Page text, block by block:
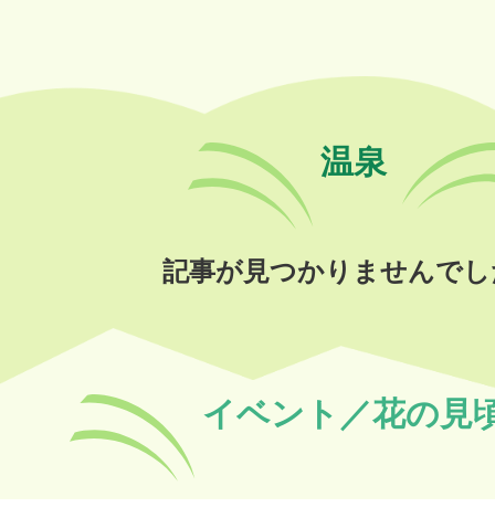
温泉
記事が見つかりませんで
イベント／花の見